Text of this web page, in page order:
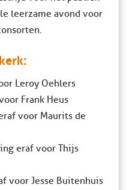
leerzame avond voor
Leroy Oehlers
Frank Heus
voor Maurits de
eraf voor Thijs
voor Jesse Buitenhuis